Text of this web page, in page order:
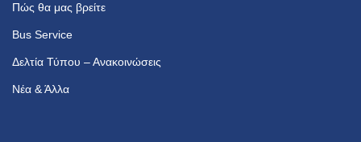
Πώς θα μας βρείτε
Bus Service
Δελτία Τύπου – Ανακοινώσεις
Νέα & Άλλα